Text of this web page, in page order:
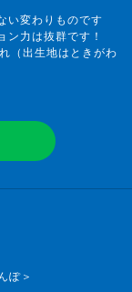
い変わりものです
ン力は抜群です！
（出生地はときがわ
ぽ＞